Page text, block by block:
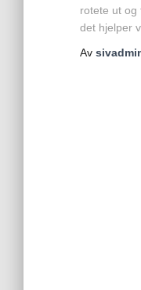
rotete ut og
det hjelper
Av